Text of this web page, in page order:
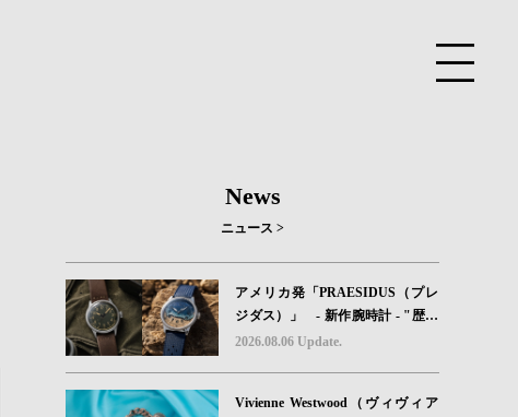
News
ニュース >
アメリカ発「PRAESIDUS（プレ
ジダス）」 - 新作腕時計 - "歴史
を身に着ける“ -戦場を駆け抜けた
字盤に閉じ込めた「A-11」コレク
2026.08.06 Update.
Vivienne Westwood（ヴィヴィア